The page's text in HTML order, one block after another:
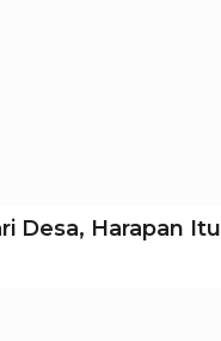
Desa, Harapan Itu